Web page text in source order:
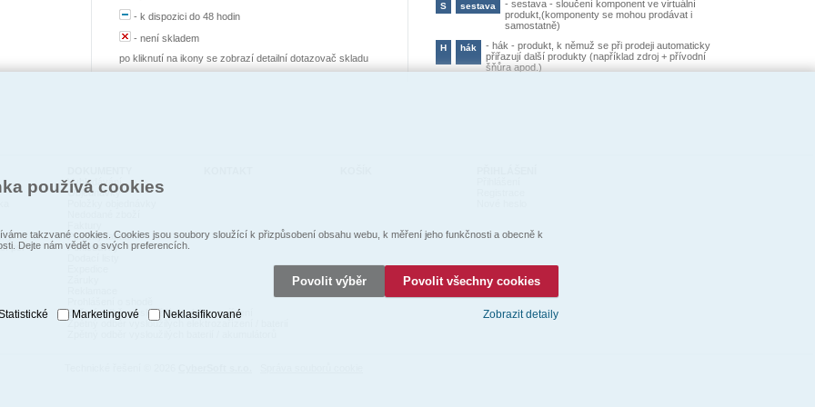
-k dispozici do 48 hodin
-není skladem
po kliknutí na ikony se zobrazí detailní dotazovač skladu
S sestava -sestava - sloučení komponent ve virtuální
produkt,(komponenty se mohou prodávat i
samostatně)
H hák -hák - produkt, k němuž se při prodeji automaticky
přiřazují další produkty (například zdroj + přívodní
šňůra apod.)
psi
Vyhledávání
Objednávky
Položky faktur
Pohledávky
Zpětný odběr vysloužilých elektrozaŕízení
Zpětný odběr vysloužilých elektrozařízení / baterií
používá cookies
takzvané cookies. Cookies jsou soubory sloužící k přizpůsobení obsahu webu, k měření jeho funkčnosti a obecně k
Dejte nám vědět o svých preferencích.
Povolit výběr Povolit všechny cookies
Marketingové Neklasifikované Zobrazit detaily